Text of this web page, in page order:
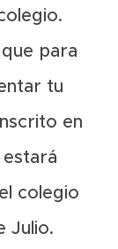
para
tu
en
estará
colegio
Julio.